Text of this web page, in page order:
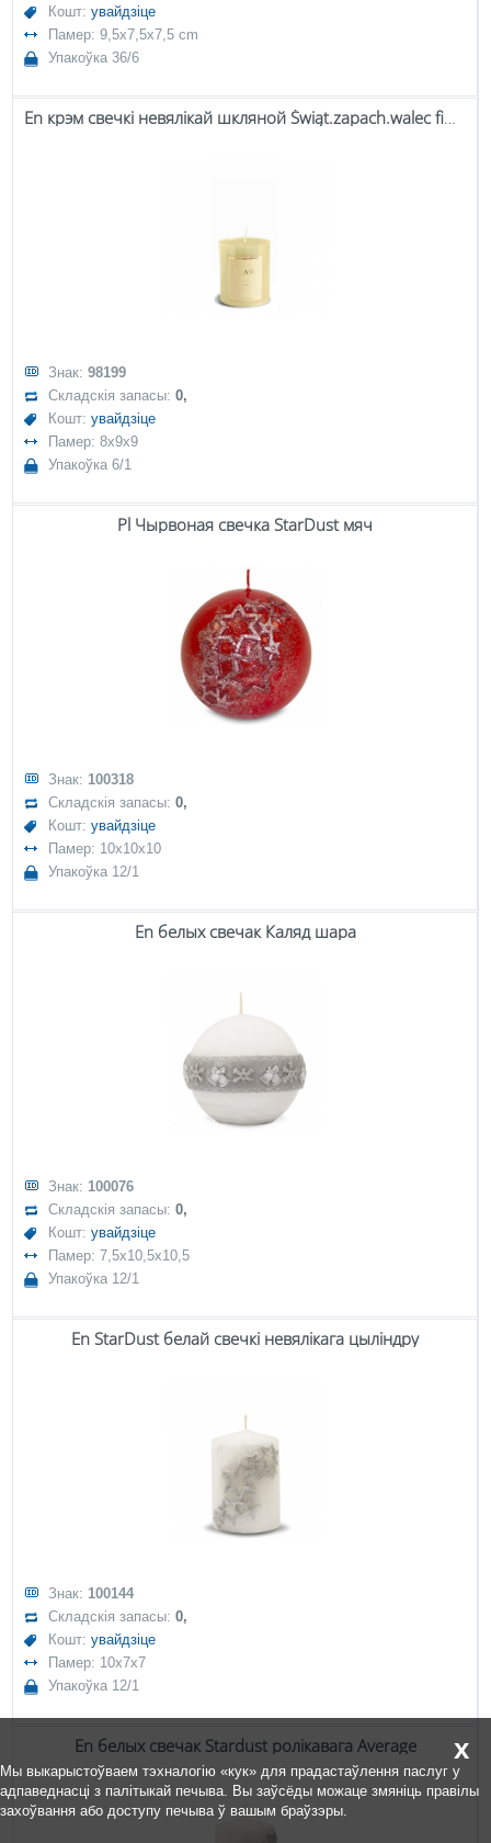
Кошт:увайдзіце
Памер: 9,5x7,5x7,5 cm
Упакоўка 36/6
En крэм свечкі невялікай шкляной Świąt.zapach.walec fi9,5
Знак:98199
Складскія запасы:0,
Кошт:увайдзіце
Памер: 8x9x9
Упакоўка 6/1
Pl Чырвоная свечка StarDust мяч
Знак: 100318
Складскія запасы:0,
Кошт:увайдзіце
Памер: 10x10x10
Упакоўка 12/1
En белых свечак Каляд шара
Знак: 100076
Складскія запасы:0,
Кошт:увайдзіце
Памер: 7,5x10,5x10,5
Упакоўка 12/1
En StarDust белай свечкі невялікага цыліндру
Знак: 100144
Складскія запасы:0,
Кошт:увайдзіце
Памер: 10x7x7
Упакоўка 12/1
En белых свечак Stardust ролікавага Average x
Мы выкарыстоўваем тэхналогію «кук» для прадастаўлення паслуг у
адпаведнасці з палітыкай печыва. Вы заўсёды можаце змяніць правілы
захоўвання або доступу печыва ў вашым браўзэры.